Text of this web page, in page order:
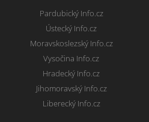
Pardubický Info.cz
Ústecký Info.cz
Moravskoslezský Info.cz
Vysočina Info.cz
Hradecký Info.cz
Jihomoravský Info.cz
Liberecký Info.cz